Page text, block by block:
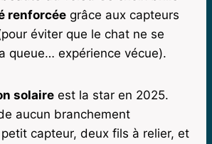
renforcée grâce aux capteurs
éviter que le chat ne se
queue… expérience vécue).
solaire est la star en 2025.
aucun branchement
capteur, deux fils à relier, et